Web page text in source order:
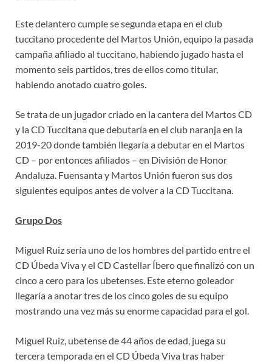
Este delantero cumple se segunda etapa en el club
tuccitano procedente del Martos Unión, equipo la pasada
campaña afiliado al tuccitano, habiendo jugado hasta el
momento seis partidos, tres de ellos como titular,
habiendo anotado cuatro goles.
Se trata de un jugador criado en la cantera del Martos CD
y la CD Tuccitana que debutaría en el club naranja en la
2019-20 donde también llegaría a debutar en el Martos
CD – por entonces afiliados – en División de Honor
Andaluza. Fuensanta y Martos Unión fueron sus dos
siguientes equipos antes de volver a la CD Tuccitana.
Grupo Dos
Miguel Ruiz sería uno de los hombres del partido entre el
CD Úbeda Viva y el CD Castellar Íbero que finalizó con un
cinco a cero para los ubetenses. Este eterno goleador
llegaría a anotar tres de los cinco goles de su equipo
mostrando una vez más su enorme capacidad para el gol.
Miguel Ruiz, ubetense de 44 años de edad, juega su
tercera temporada en el CD Úbeda Viva tras haber